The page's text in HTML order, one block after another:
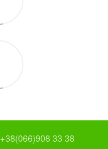
+38(066)908 33 38